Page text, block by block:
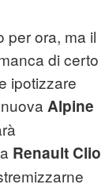
per ora, ma il
di certo
ipotizzare
Alpine
Renault Clio